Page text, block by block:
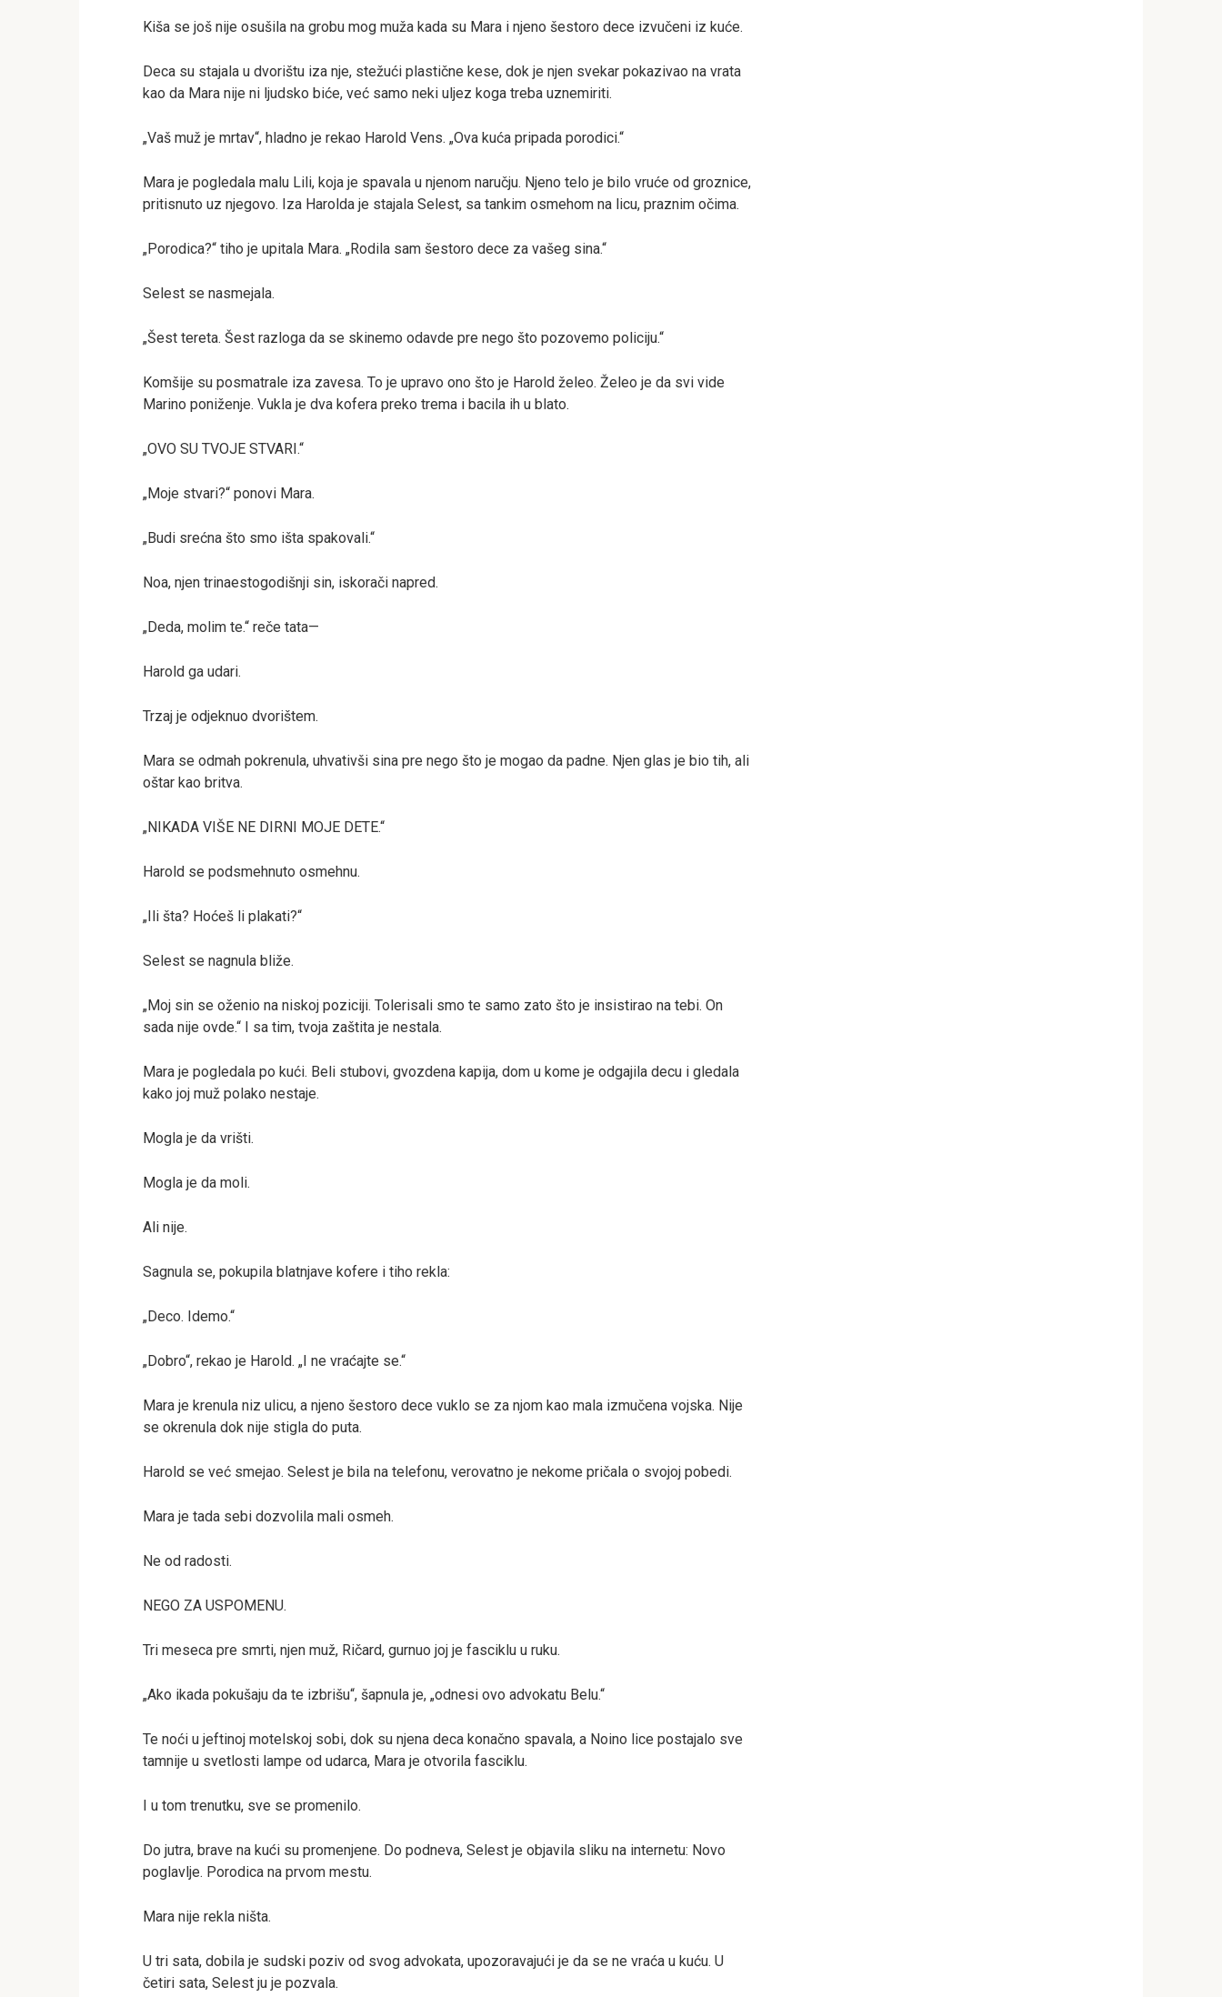
Kiša se još nije osušila na grobu mog muža kada su Mara i njeno šestoro dece izvučeni iz kuće.
Deca su stajala u dvorištu iza nje, stežući plastične kese, dok je njen svekar pokazivao na vrata
kao da Mara nije ni ljudsko biće, već samo neki uljez koga treba uznemiriti.
„Vaš muž je mrtav“, hladno je rekao Harold Vens. „Ova kuća pripada porodici.“
Mara je pogledala malu Lili, koja je spavala u njenom naručju. Njeno telo je bilo vruće od groznice,
pritisnuto uz njegovo. Iza Harolda je stajala Selest, sa tankim osmehom na licu, praznim očima.
„Porodica?“ tiho je upitala Mara. „Rodila sam šestoro dece za vašeg sina.“
Selest se nasmejala.
„Šest tereta. Šest razloga da se skinemo odavde pre nego što pozovemo policiju.“
Komšije su posmatrale iza zavesa. To je upravo ono što je Harold želeo. Želeo je da svi vide
Marino poniženje. Vukla je dva kofera preko trema i bacila ih u blato.
„OVO SU TVOJE STVARI.“
„Moje stvari?“ ponovi Mara.
„Budi srećna što smo išta spakovali.“
Noa, njen trinaestogodišnji sin, iskorači napred.
„Deda, molim te.“ reče tata—
Harold ga udari.
Trzaj je odjeknuo dvorištem.
Mara se odmah pokrenula, uhvativši sina pre nego što je mogao da padne. Njen glas je bio tih, ali
oštar kao britva.
„NIKADA VIŠE NE DIRNI MOJE DETE.“
Harold se podsmehnuto osmehnu.
„Ili šta? Hoćeš li plakati?“
Selest se nagnula bliže.
„Moj sin se oženio na niskoj poziciji. Tolerisali smo te samo zato što je insistirao na tebi. On
sada nije ovde.“ I sa tim, tvoja zaštita je nestala.
Mara je pogledala po kući. Beli stubovi, gvozdena kapija, dom u kome je odgajila decu i gledala
kako joj muž polako nestaje.
Mogla je da vrišti.
Mogla je da moli.
Ali nije.
Sagnula se, pokupila blatnjave kofere i tiho rekla:
„Deco. Idemo.“
„Dobro“, rekao je Harold. „I ne vraćajte se.“
Mara je krenula niz ulicu, a njeno šestoro dece vuklo se za njom kao mala izmučena vojska. Nije
se okrenula dok nije stigla do puta.
Harold se već smejao. Selest je bila na telefonu, verovatno je nekome pričala o svojoj pobedi.
Mara je tada sebi dozvolila mali osmeh.
Ne od radosti.
NEGO ZA USPOMENU.
Tri meseca pre smrti, njen muž, Ričard, gurnuo joj je fasciklu u ruku.
„Ako ikada pokušaju da te izbrišu“, šapnula je, „odnesi ovo advokatu Belu.“
Te noći u jeftinoj motelskoj sobi, dok su njena deca konačno spavala, a Noino lice postajalo sve
tamnije u svetlosti lampe od udarca, Mara je otvorila fasciklu.
I u tom trenutku, sve se promenilo.
Do jutra, brave na kući su promenjene. Do podneva, Selest je objavila sliku na internetu: Novo
poglavlje. Porodica na prvom mestu.
Mara nije rekla ništa.
U tri sata, dobila je sudski poziv od svog advokata, upozoravajući je da se ne vraća u kuću. U
četiri sata, Selest ju je pozvala.